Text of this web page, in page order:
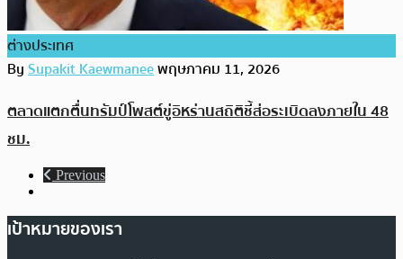
ต่างประเทศ
BySupakit Kaewmaneeพฤษภาคม 11, 2026
ตลาดแตกตื่นทรัมป์โพสต์ขู่อิหร่านสถิติชี้ส่อระเบิดลงภายใน 48
ชม.
Previous
เป้าหมายของเรา